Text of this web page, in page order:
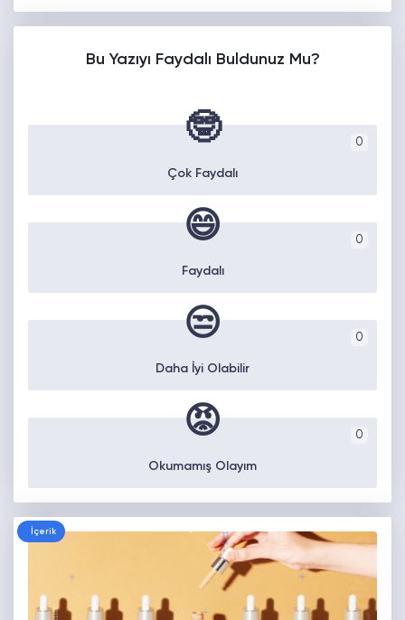
Bu Yazıyı Faydalı Buldunuz Mu?
0
🤓
Çok Faydalı
0
😄
Faydalı
0
😒
Daha İyi Olabilir
0
😡
Okumamış Olayım
İçerik